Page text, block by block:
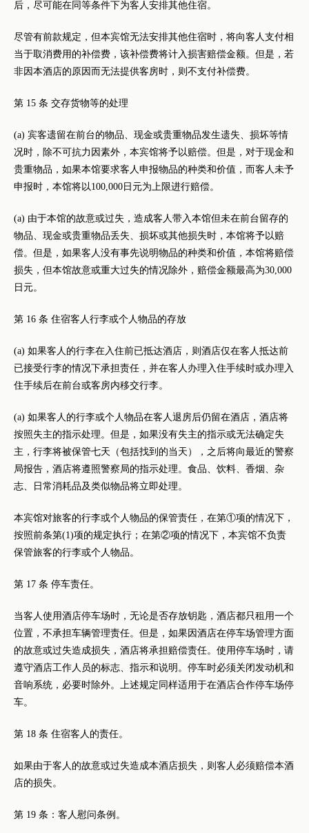
后，尽可能在同等条件下为客人安排其他住宿。
尽管有前款规定，但本宾馆无法安排其他住宿时，将向客人支付相
当于取消费用的补偿费，该补偿费将计入损害赔偿金额。但是，若
非因本酒店的原因而无法提供客房时，则不支付补偿费。
第 15 条 交存货物等的处理
(a) 宾客遗留在前台的物品、现金或贵重物品发生遗失、损坏等情
况时，除不可抗力因素外，本宾馆将予以赔偿。但是，对于现金和
贵重物品，如果本馆要求客人申报物品的种类和价值，而客人未予
申报时，本馆将以100,000日元为上限进行赔偿。
(a) 由于本馆的故意或过失，造成客人带入本馆但未在前台留存的
物品、现金或贵重物品丢失、损坏或其他损失时，本馆将予以赔
偿。但是，如果客人没有事先说明物品的种类和价值，本馆将赔偿
损失，但本馆故意或重大过失的情况除外，赔偿金额最高为30,000
日元。
第 16 条 住宿客人行李或个人物品的存放
(a) 如果客人的行李在入住前已抵达酒店，则酒店仅在客人抵达前
已接受行李的情况下承担责任，并在客人办理入住手续时或办理入
住手续后在前台或客房内移交行李。
(a) 如果客人的行李或个人物品在客人退房后仍留在酒店，酒店将
按照失主的指示处理。但是，如果没有失主的指示或无法确定失
主，行李将被保管七天（包括找到的当天），之后将向最近的警察
局报告，酒店将遵照警察局的指示处理。食品、饮料、香烟、杂
志、日常消耗品及类似物品将立即处理。
本宾馆对旅客的行李或个人物品的保管责任，在第①项的情况下，
按照前条第(1)项的规定执行；在第②项的情况下，本宾馆不负责
保管旅客的行李或个人物品。
第 17 条 停车责任。
当客人使用酒店停车场时，无论是否存放钥匙，酒店都只租用一个
位置，不承担车辆管理责任。但是，如果因酒店在停车场管理方面
的故意或过失造成损失，酒店将承担赔偿责任。使用停车场时，请
遵守酒店工作人员的标志、指示和说明。停车时必须关闭发动机和
音响系统，必要时除外。上述规定同样适用于在酒店合作停车场停
车。
第 18 条 住宿客人的责任。
如果由于客人的故意或过失造成本酒店损失，则客人必须赔偿本酒
店的损失。
第 19 条：客人慰问条例。